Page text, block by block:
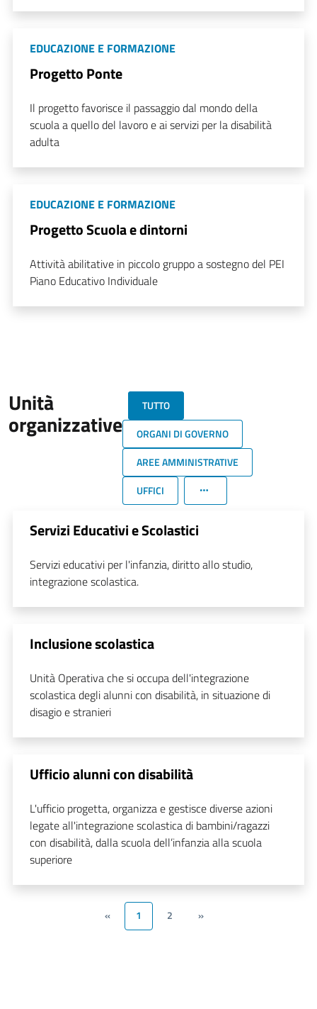
EDUCAZIONE E FORMAZIONE
Progetto Ponte
Il progetto favorisce il passaggio dal mondo della
scuola a quello del lavoro e ai servizi per la disabilità
adulta
EDUCAZIONE E FORMAZIONE
Progetto Scuola e dintorni
Attività abilitative in piccolo gruppo a sostegno del PEI
Piano Educativo Individuale
Unità
organizzative
TUTTO
ORGANI DI GOVERNO
AREE AMMINISTRATIVE
UFFICI
Servizi Educativi e Scolastici
Servizi educativi per l'infanzia, diritto allo studio,
integrazione scolastica.
Inclusione scolastica
Unità Operativa che si occupa dell'integrazione
scolastica degli alunni con disabilità, in situazione di
disagio e stranieri
Ufficio alunni con disabilità
L'ufficio progetta, organizza e gestisce diverse azioni
legate all'integrazione scolastica di bambini/ragazzi
con disabilità, dalla scuola dell’infanzia alla scuola
superiore
« 1 2 »